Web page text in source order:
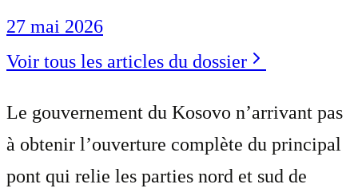
27 mai 2026
Voir tous les articles du dossier
Le gouvernement du Kosovo n’arrivant pas
à obtenir l’ouverture complète du principal
pont qui relie les parties nord et sud de